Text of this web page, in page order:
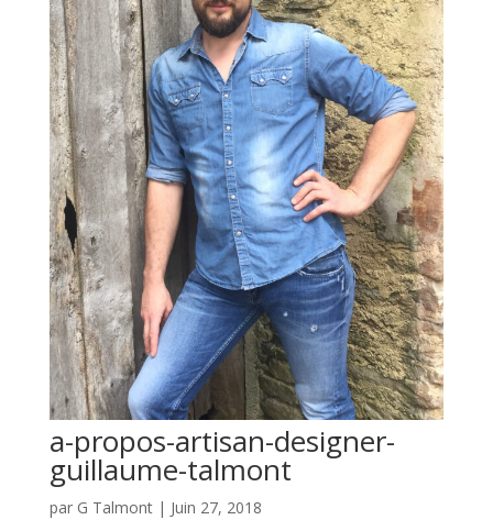
a-propos-artisan-designer-
guillaume-talmont
par G Talmont| Juin 27, 2018